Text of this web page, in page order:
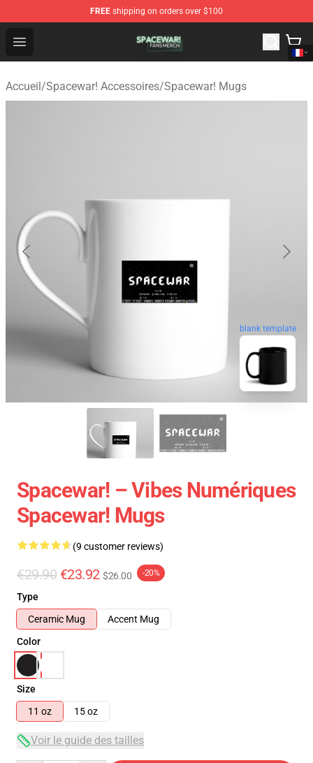
FREE shipping on orders over $100
Open menu
Spacewar! Shop - Official Spacewar! Merchandise Store
Accueil/Spacewar! Accessoires/Spacewar! Mugs
blank template
Spacewar! – Vibes Numériques
Spacewar! Mugs
(9 customer reviews)
€29.90 €23.92 $26.00 -20%
Type
Ceramic Mug
Accent Mug
Color
Size
11 oz
15 oz
Voir le guide des tailles